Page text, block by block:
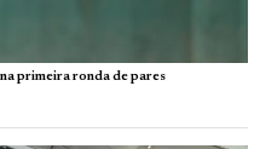
primeira ronda de pares